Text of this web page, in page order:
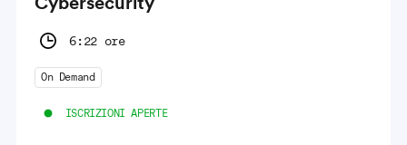
6:22 ore
On Demand
ISCRIZIONI APERTE